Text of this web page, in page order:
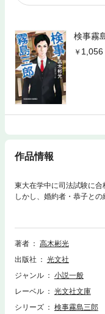
検事霧
1,056
作品情報
東大在学中に司法試験に合
しかし、婚約者・恭子と
のみならずヘロイン所持
的状況に追い込まれた三
出す！ 苦悩しながらも奮
傑作ミステリー！
著者
高木彬光
出版社
光文社
ジャンル
小説一般
レーベル
光文社文庫
シリーズ
検事霧島三郎